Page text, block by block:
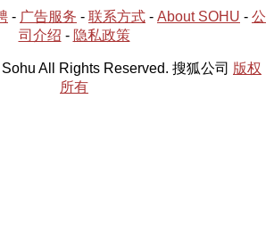
- 广告服务 - 联系方式 - About SOHU - 公
司介绍 - 隐私政策
All Rights Reserved. 搜狐公司 版权
所有